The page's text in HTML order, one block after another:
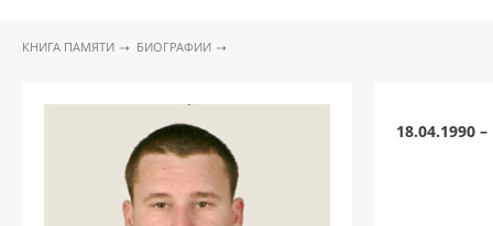
КНИГА ПАМЯТИ БИОГРАФИИ
18.04.1990